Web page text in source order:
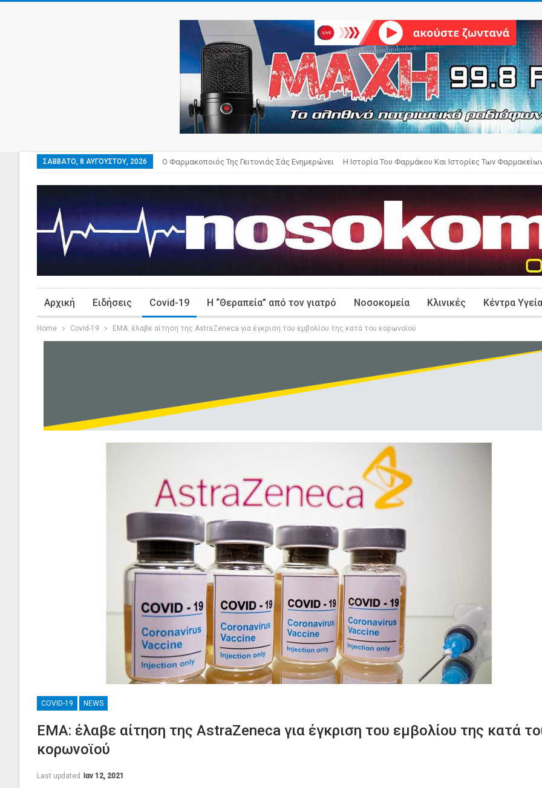
ΣΆΒΒΑΤΟ, 8 ΑΥΓΟΎΣΤΟΥ, 2026 Ο Φαρμακοποιός Της Γειτονιάς Σάς Ενημερώνει Η Ιστορία Του Φαρμάκου Και Ιστορίες Των
Αρχική Ειδήσεις Covid-19 Η “Θεραπεία” από τον γιατρό Νοσοκομεία Κλινικές Κέντρα
Home Covid-19 EMA: έλαβε αίτηση της AstraZeneca για έγκριση του εμβολίου της κατά του κορωνοϊού
COVID-19 NEWS
EMA: έλαβε αίτηση της AstraZeneca για έγκριση του εμβολίου της κατά
κορωνοϊού
Last updated Ιαν 12, 2021